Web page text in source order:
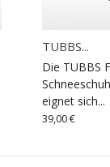
TUBBS...
Die TUBBS
eignet sich...
39,00 €